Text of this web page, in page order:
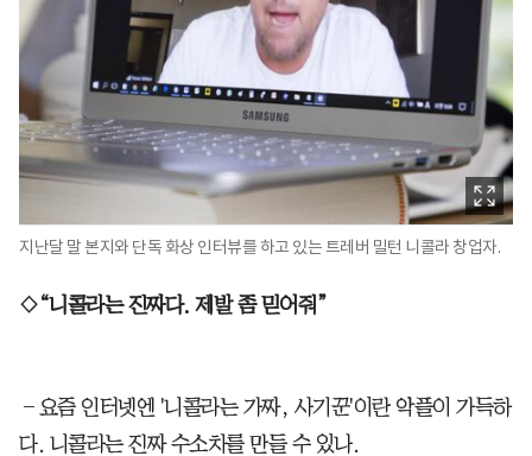
지난달 말 본지와 단독 화상 인터뷰를 하고 있는 트레버 밀턴 니콜라 창업자.
◇“니콜라는 진짜다. 제발 좀 믿어줘”
―요즘 인터넷엔 '니콜라는 가짜, 사기꾼'이란 악플이 가득하
다. 니콜라는 진짜 수소차를 만들 수 있나.